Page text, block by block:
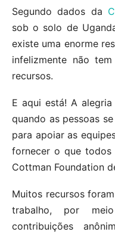
Segundo dados da
sob o solo de
existe uma enorme
infelizmente não
recursos.
E aqui está! A
quando as pessoas
para apoiar as
fornecer o que todos
Cottman Foundation
Muitos recursos
trabalho, por
contribuições